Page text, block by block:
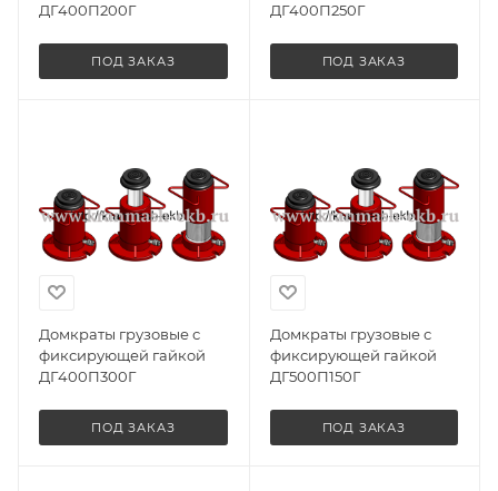
ДГ400П200Г
ПОД ЗАКАЗ
ДГ400П250Г
ПОД ЗАКАЗ
Домкраты грузовые с
фиксирующей гайкой
ДГ400П300Г
ПОД ЗАКАЗ
Домкраты грузовые с
фиксирующей гайкой
ДГ500П150Г
ПОД ЗАКАЗ